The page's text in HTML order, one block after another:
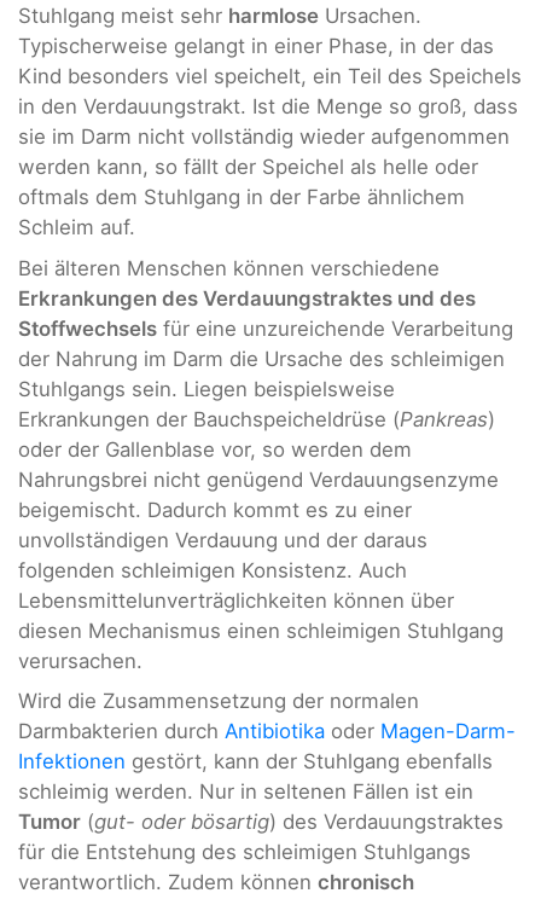
Stuhlgang meist sehr harmlose Ursachen.
Typischerweise gelangt in einer Phase, in der das
Kind besonders viel speichelt, ein Teil des Speichels
in den Verdauungstrakt. Ist die Menge so groß, dass
sie im Darm nicht vollständig wieder aufgenommen
werden kann, so fällt der Speichel als helle oder
oftmals dem Stuhlgang in der Farbe ähnlichem
Schleim auf.
Bei älteren Menschen können verschiedene
Erkrankungen des Verdauungstraktes und des
Stoffwechsels für eine unzureichende Verarbeitung
der Nahrung im Darm die Ursache des schleimigen
Stuhlgangs sein. Liegen beispielsweise
Erkrankungen der Bauchspeicheldrüse (Pankreas)
oder der Gallenblase vor, so werden dem
Nahrungsbrei nicht genügend Verdauungsenzyme
beigemischt. Dadurch kommt es zu einer
unvollständigen Verdauung und der daraus
folgenden schleimigen Konsistenz. Auch
Lebensmittelunverträglichkeiten können über
diesen Mechanismus einen schleimigen Stuhlgang
verursachen.
Wird die Zusammensetzung der normalen
Darmbakterien durch Antibiotika oder Magen-Darm-
Infektionen gestört, kann der Stuhlgang ebenfalls
schleimig werden. Nur in seltenen Fällen ist ein
Tumor (gut- oder bösartig) des Verdauungstraktes
für die Entstehung des schleimigen Stuhlgangs
verantwortlich. Zudem können chronisch